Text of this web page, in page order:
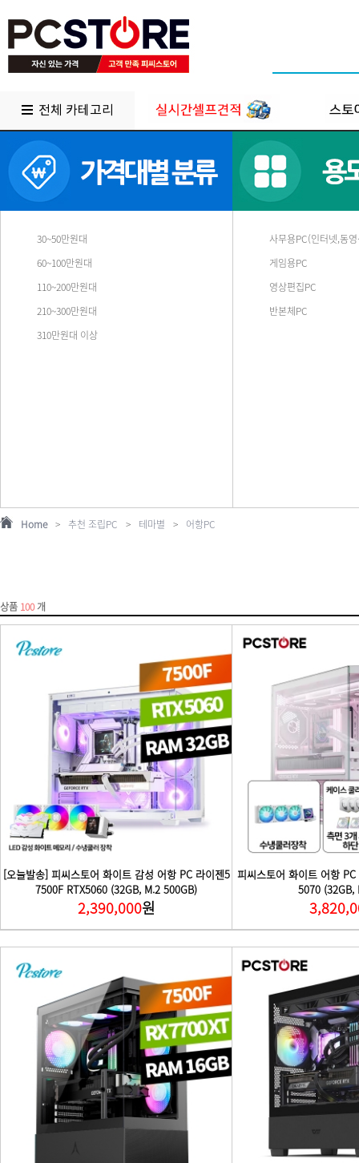
전체 카테고리
30~50만원대
60~100만원대
110~200만원대
210~300만원대
310만원대 이상
사무용PC(인터넷,동
게임용PC
영상편집PC
반본체PC
Home > 추천 조립PC > 테마별 > 어항PC